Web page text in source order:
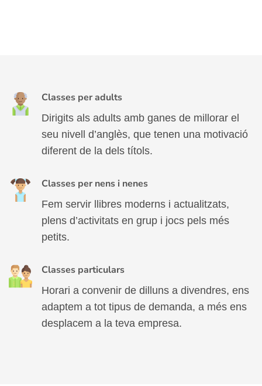
Classes per adults
Dirigits als adults amb ganes de millorar el
seu nivell d’anglès, que tenen una motivació
diferent de la dels títols.
Classes per nens i nenes
Fem servir llibres moderns i actualitzats,
plens d’activitats en grup i jocs pels més
petits.
Classes particulars
Horari a convenir de dilluns a divendres, ens
adaptem a tot tipus de demanda, a més ens
desplacem a la teva empresa.